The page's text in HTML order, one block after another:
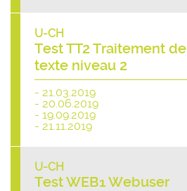
U-CH
Test TT2 Traitement de
texte niveau 2
- 21.03.2019
- 20.06.2019
- 19.09.2019
- 21.11.2019
U-CH
Test WEB1 Webuser